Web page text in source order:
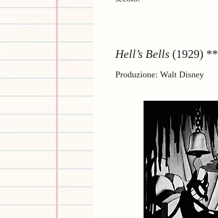
Hell’s Bells (1929)
Produzione: Walt Disney